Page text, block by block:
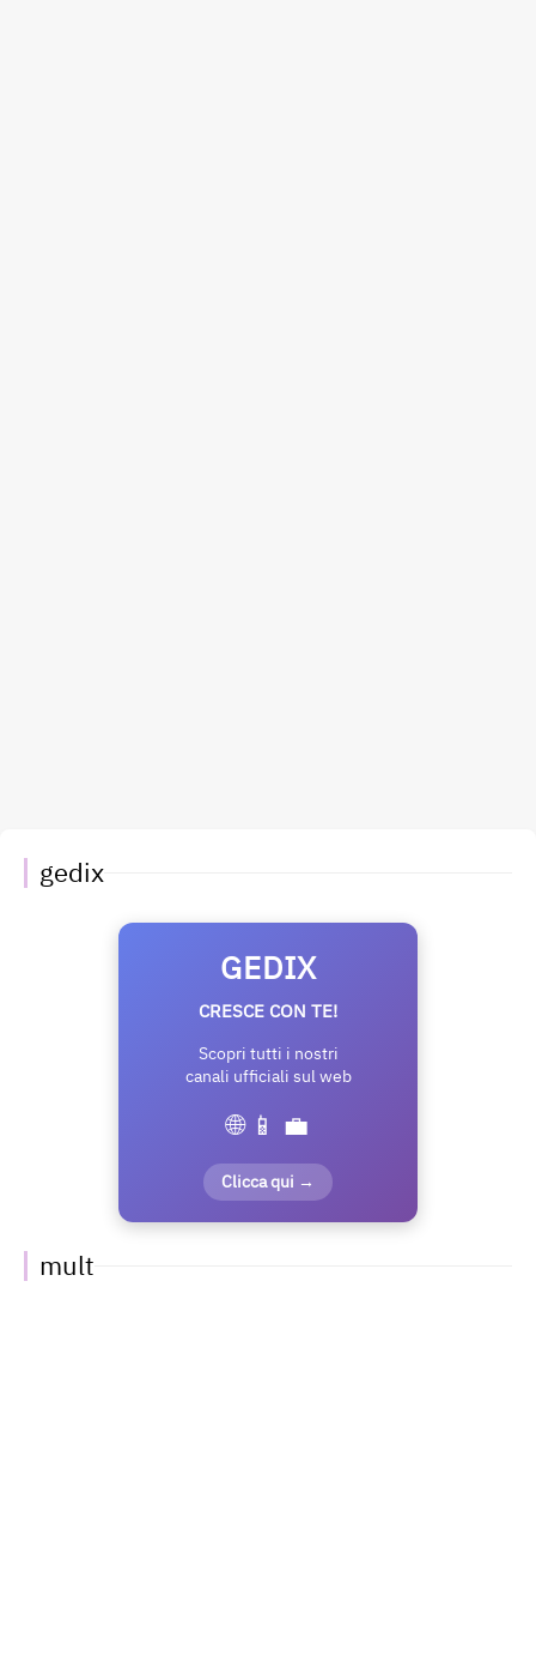
gedix
GEDIX
CRESCE CON TE!
Scopri tutti i nostri
canali ufficiali sul web
🌐 📱 💼
Clicca qui →
mult